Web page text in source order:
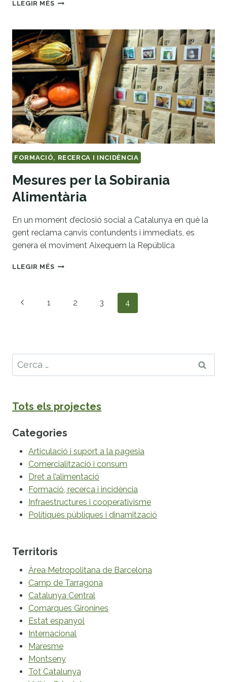
LLEGIR MÉS
FORMACIÓ, RECERCA I INCIDÈNCIA
Mesures per la Sobirania
Alimentària
En un moment d’eclosió social a Catalunya en què la
gent reclama canvis contundents i immediats, es
genera el moviment Aixequem la República
LLEGIR MÉSMESURES
ALIMENTÀRIA
Navegació
Pàgina
1 2 3 4
Cerca:
Tots els projectes
Categories
Articulació i suport a la pagesia
Comercialització i consum
Dret a l’alimentació
Formació, recerca i incidència
Infraestructures i cooperativisme
Polítiques públiques i dinamització
Territoris
Àrea Metropolitana de Barcelona
Camp de Tarragona
Catalunya Central
Comarques Gironines
Estat espanyol
Internacional
Maresme
Montseny
Tot Catalunya